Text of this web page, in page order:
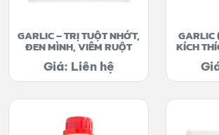
GARLIC – TRỊ TUỘT NHỚT,
ĐEN MÌNH, VIÊM RUỘT
Giá: Liên hệ
GARLIC
KÍCH